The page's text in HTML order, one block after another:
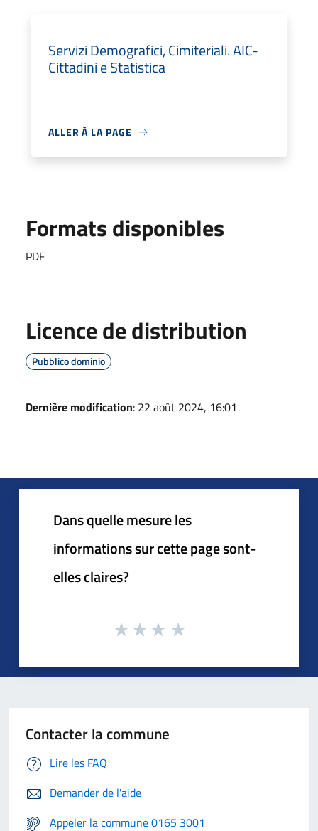
Servizi Demografici, Cimiteriali. AIC-
Cittadini e Statistica
ALLER À LA PAGE
Formats disponibles
PDF
Licence de distribution
Pubblico dominio
Dernière modification: 22 août 2024, 16:01
Dans quelle mesure les
informations sur cette page sont-
elles claires?
Contacter la commune
Lire les FAQ
Demander de l'aide
Appeler la commune 0165 3001